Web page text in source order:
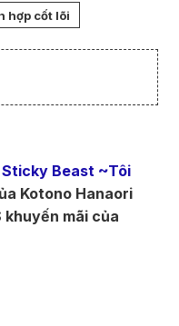
hợp cốt lõi
Sticky Beast ~Tôi
Kotono Hanaori
mãi của